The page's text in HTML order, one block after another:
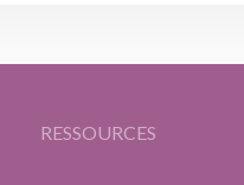
RESSOURCES